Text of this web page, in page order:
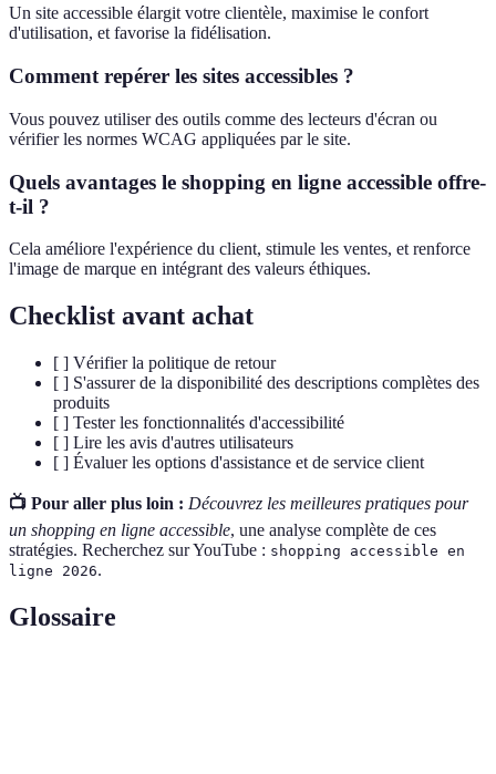
Un site accessible élargit votre clientèle, maximise le confort
d'utilisation, et favorise la fidélisation.
Comment repérer les sites accessibles ?
Vous pouvez utiliser des outils comme des lecteurs d'écran ou
vérifier les normes WCAG appliquées par le site.
Quels avantages le shopping en ligne accessible offre-
t-il ?
Cela améliore l'expérience du client, stimule les ventes, et renforce
l'image de marque en intégrant des valeurs éthiques.
Checklist avant achat
[ ] Vérifier la politique de retour
[ ] S'assurer de la disponibilité des descriptions complètes des
produits
[ ] Tester les fonctionnalités d'accessibilité
[ ] Lire les avis d'autres utilisateurs
[ ] Évaluer les options d'assistance et de service client
📺 Pour aller plus loin : Découvrez les meilleures pratiques pour
un shopping en ligne accessible, une analyse complète de ces
stratégies. Recherchez sur YouTube : shopping accessible en
ligne 2026.
Glossaire